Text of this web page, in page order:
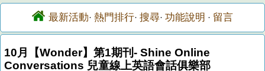
最新活動· 熱門排行· 搜尋· 功能說明 · 留言
10月【Wonder】第1期刊- Shine Online
Conversations 兒童線上英語會話俱樂部